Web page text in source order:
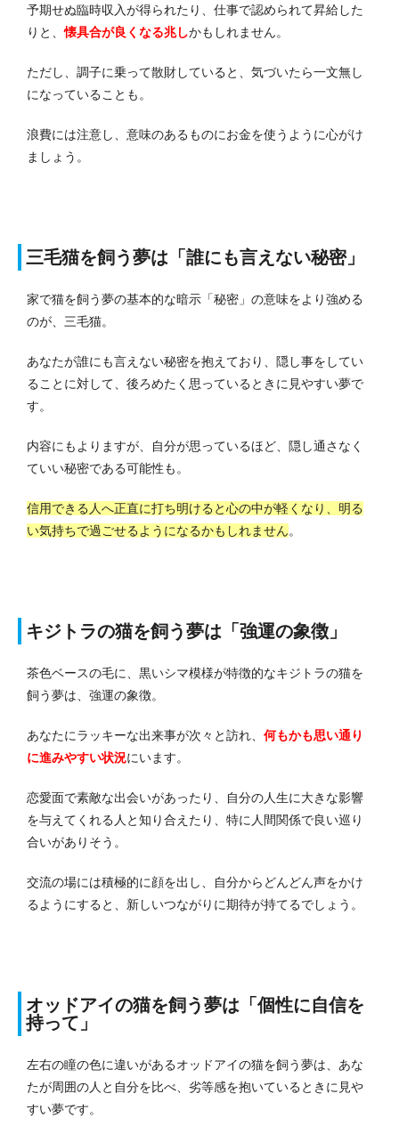
予期せぬ臨時収入が得られたり、仕事で認められて昇給した
りと、懐具合が良くなる兆しかもしれません。
ただし、調子に乗って散財していると、気づいたら一文無し
になっていることも。
浪費には注意し、意味のあるものにお金を使うように心がけ
ましょう。
三毛猫を飼う夢は「誰にも言えない秘密」
家で猫を飼う夢の基本的な暗示「秘密」の意味をより強める
のが、三毛猫。
あなたが誰にも言えない秘密を抱えており、隠し事をしてい
ることに対して、後ろめたく思っているときに見やすい夢で
す。
内容にもよりますが、自分が思っているほど、隠し通さなく
ていい秘密である可能性も。
信用できる人へ正直に打ち明けると心の中が軽くなり、明る
い気持ちで過ごせるようになるかもしれません。
キジトラの猫を飼う夢は「強運の象徴」
茶色ベースの毛に、黒いシマ模様が特徴的なキジトラの猫を
飼う夢は、強運の象徴。
あなたにラッキーな出来事が次々と訪れ、 何もかも思い通り
に進みやすい状況にいます。
恋愛面で素敵な出会いがあったり、自分の人生に大きな影響
を与えてくれる人と知り合えたり、特に人間関係で良い巡り
合いがありそう。
交流の場には積極的に顔を出し、自分からどんどん声をかけ
るようにすると、新しいつながりに期待が持てるでしょう。
オッドアイの猫を飼う夢は「個性に自信を
持って」
左右の瞳の色に違いがあるオッドアイの猫を飼う夢は、あな
たが周囲の人と自分を比べ、劣等感を抱いているときに見や
すい夢です。